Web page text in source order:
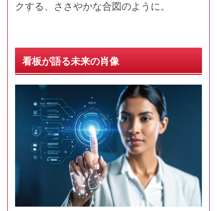
クする、ささやかな合図のように。
看板が語る未来の肖像